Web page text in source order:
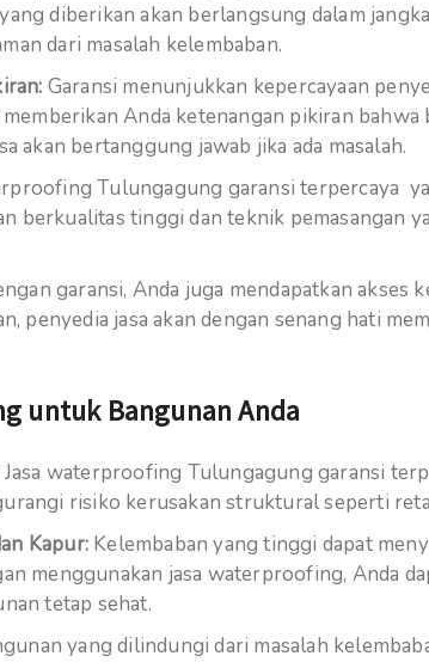
diberikan akan berlangsung dalam
dari masalah kelembaban.
Garansi menunjukkan kepercayaan
Anda ketenangan pikiran
akan bertanggung jawab jika ada masalah.
Tulungagung garansi terpercaya
berkualitas tinggi dan teknik pemasangan
garansi, Anda juga mendapatkan akses
penyedia jasa akan dengan senang hati
untuk Bangunan Anda
Jasa waterproofing Tulungagung garansi
risiko kerusakan struktural seperti
Kapur: Kelembaban yang tinggi dapat
menggunakan jasa waterproofing, Anda
tetap sehat.
yang dilindungi dari masalah